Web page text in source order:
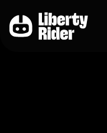
contenu